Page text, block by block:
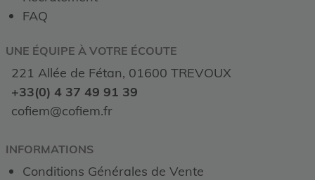
FAQ
UNE ÉQUIPE À VOTRE ÉCOUTE
221 Allée de Fétan, 01600 TREVOUX
+33(0) 4 37 49 91 39
cofiem@cofiem.fr
INFORMATIONS
Conditions Générales de Vente